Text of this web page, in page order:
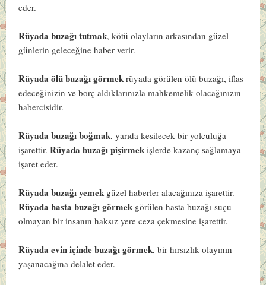
eder.
Rüyada buzağı tutmak, kötü olayların arkasından güzel
günlerin geleceğine haber verir.
Rüyada ölü buzağı görmekrüyada görülen ölü buzağı, iflas
edeceğinizin ve borç aldıklarınızla mahkemelik olacağınızın
habercisidir.
Rüyada buzağı boğmak, yarıda kesilecek bir yolculuğa
işarettir.Rüyada buzağı pişirmek işlerde kazanç sağlamaya
işaret eder.
Rüyada buzağı yemek güzel haberler alacağınıza işarettir.
Rüyada hasta buzağı görmek görülen hasta buzağı suçu
olmayan bir insanın haksız yere ceza çekmesine işarettir.
Rüyada evin içinde buzağı görmek, bir hırsızlık olayının
yaşanacağına delalet eder.